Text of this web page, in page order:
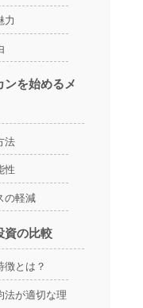
力
ンを始めるメ
法
性
の軽減
資の比較
徴とは？
法が適切な理